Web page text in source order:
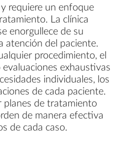
requiere un enfoque
La clínica
enorgullece de su
atención del paciente.
procedimiento, el
exhaustivas
individuales, los
de cada paciente.
planes de tratamiento
de manera efectiva
de cada caso.